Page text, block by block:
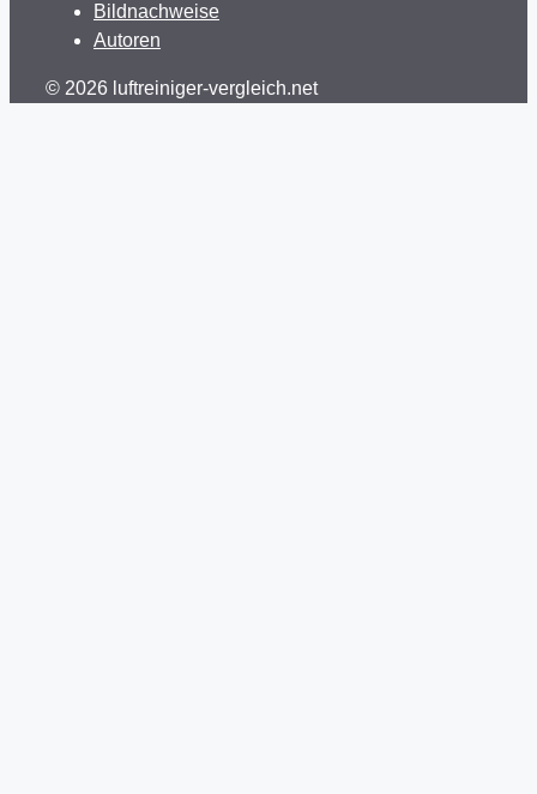
Bildnachweise
Autoren
© 2026 luftreiniger-vergleich.net